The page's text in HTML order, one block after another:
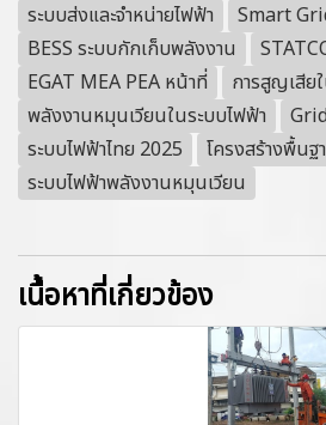
ระบบส่งและจำหน่ายไฟฟ้า
Smart
BESS ระบบกักเก็บพลังงาน
EGAT MEA PEA หน้าที่
การสูญเสีย
พลังงานหมุนเวียนในระบบไฟฟ้า
ระบบไฟฟ้าไทย 2025
โครงสร้างพื้นฐ
ระบบไฟฟ้าพลังงานหมุนเวียน
เนื้อหาที่เกี่ยวข้อง